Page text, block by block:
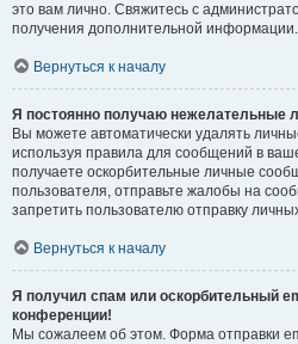
это вам лично. Свяжитесь с
получения дополнительной информации.
Вернуться к началу
Я постоянно получаю нежелательные
Вы можете автоматически удалять
используя правила для сообщений в
получаете оскорбительные личные
пользователя, отправьте жалобы на
запретить пользователю отправку
Вернуться к началу
Я получил спам или оскорбительный
конференции!
Мы сожалеем об этом. Форма отправки